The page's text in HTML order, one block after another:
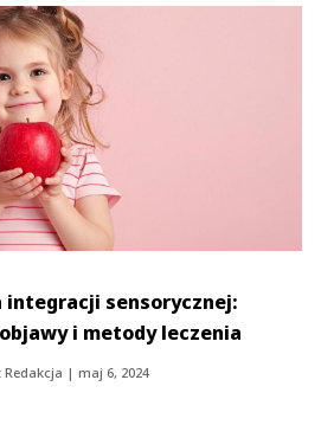
integracji sensorycznej:
i metody leczenia
Redakcja |maj 6, 2024